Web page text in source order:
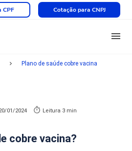
CPF Cotação para CNPJ
Plano de saúde cobre vacina
01/2024 Leitura 3 min
cobre vacina?